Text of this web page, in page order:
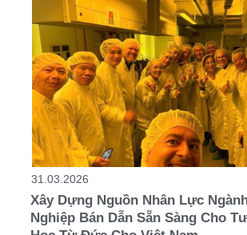
31.03.2026
Xây Dựng Nguồn Nhân Lực
Nghiệp Bán Dẫn Sẵn Sàng Cho